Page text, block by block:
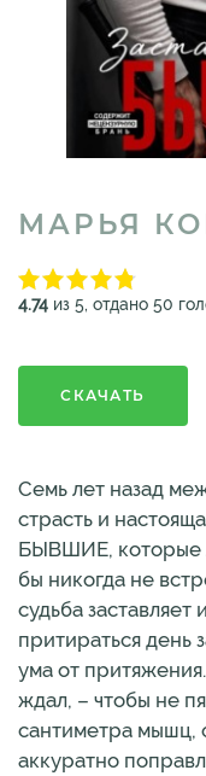
МАРЬЯ
4.74 из 5, отдано 50
СКАЧАТЬ
Семь лет назад
страсть и
БЫВШИЕ, которые
бы никогда не
судьба заставляет
притираться день
ума от
ждал, – чтобы не
сантиметра мышц,
аккуратно